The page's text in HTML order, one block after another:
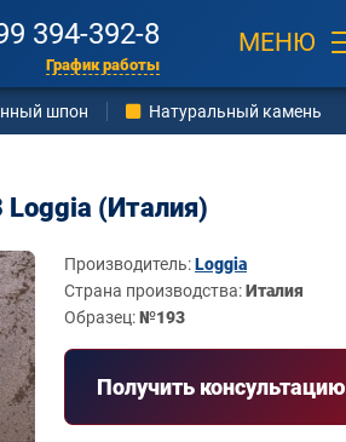
шпон Натуральный камень
МЕНЮ
394-392-8
График работы
(Италия)
Производитель:Loggia
Страна производства:Италия
Образец:№193
Получить консультацию